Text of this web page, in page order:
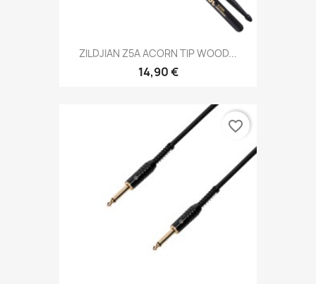
ZILDJIAN Z5A ACORN TIP WOOD...
14,90 €
favorite_border